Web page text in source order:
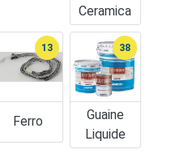
Ceramica
Ferro
13
Guaine
Liquide
38